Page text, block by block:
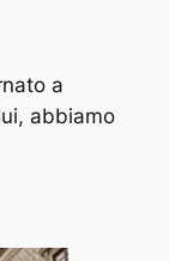
a
abbiamo